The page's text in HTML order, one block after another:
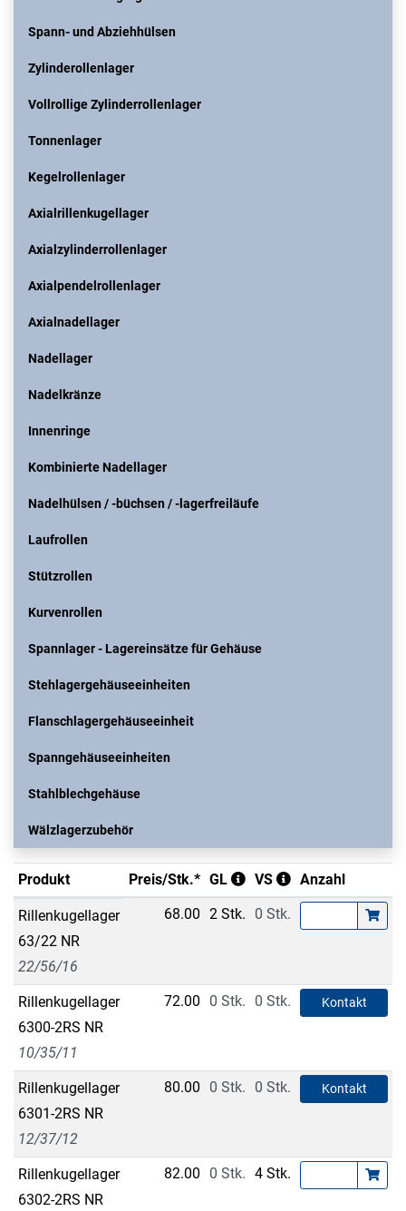
Spann- und Abziehhülsen
Zylinderollenlager
Vollrollige Zylinderrollenlager
Tonnenlager
Kegelrollenlager
Axialrillenkugellager
Axialzylinderrollenlager
Axialpendelrollenlager
Axialnadellager
Nadellager
Nadelkränze
Innenringe
Kombinierte Nadellager
Nadelhülsen / -büchsen / -lagerfreiläufe
Laufrollen
Stützrollen
Kurvenrollen
Spannlager - Lagereinsätze für Gehäuse
Stehlagergehäuseeinheiten
Flanschlagergehäuseeinheit
Spanngehäuseeinheiten
Stahlblechgehäuse
Wälzlagerzubehör
Produkt Preis/Stk.* GL VS Anzahl
Rillenkugellager
63/22 NR
22/56/16
68.00 2 Stk. 0 Stk.
Rillenkugellager
6300-2RS NR
10/35/11
72.00 0 Stk. 0 Stk. Kontakt
Rillenkugellager
6301-2RS NR
12/37/12
80.00 0 Stk. 0 Stk. Kontakt
Rillenkugellager
6302-2RS NR
82.00 0 Stk. 4 Stk.